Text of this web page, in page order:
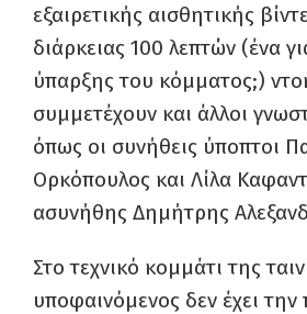
εξαιρετικής αισθητικής
διάρκειας 100 λεπτών (ένα
ύπαρξης του κόμματος;)
συμμετέχουν και άλλοι
όπως οι συνήθεις ύποπτοι
Ορκόπουλος και Λίλα
ασυνήθης Δημήτρης
Στο τεχνικό κομμάτι της
υποφαινόμενος δεν έχει